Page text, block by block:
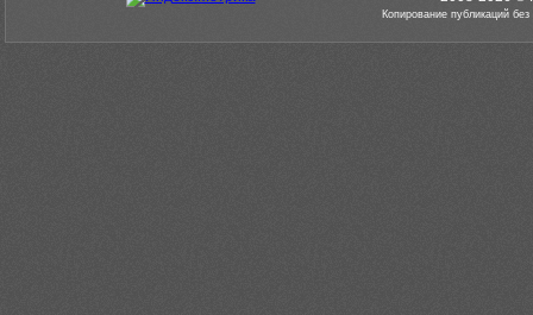
Копирование публикаций